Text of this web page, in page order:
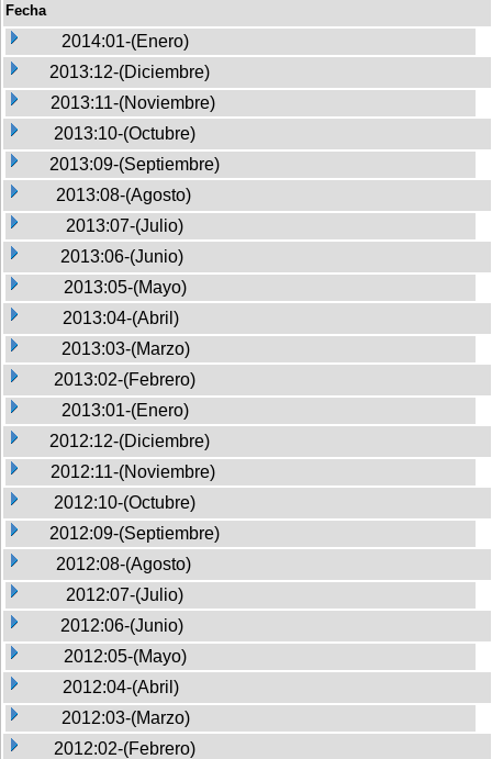
Fecha
2014:01-(Enero)
2013:12-(Diciembre)
2013:11-(Noviembre)
2013:10-(Octubre)
2013:09-(Septiembre)
2013:08-(Agosto)
2013:07-(Julio)
2013:06-(Junio)
2013:05-(Mayo)
2013:04-(Abril)
2013:03-(Marzo)
2013:02-(Febrero)
2013:01-(Enero)
2012:12-(Diciembre)
2012:11-(Noviembre)
2012:10-(Octubre)
2012:09-(Septiembre)
2012:08-(Agosto)
2012:07-(Julio)
2012:06-(Junio)
2012:05-(Mayo)
2012:04-(Abril)
2012:03-(Marzo)
2012:02-(Febrero)